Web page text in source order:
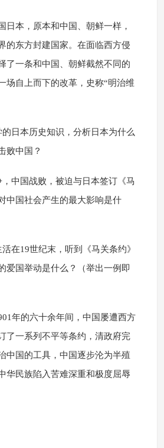
日本，原本和中国、朝鲜一样，
的东方封建国家。在面临西方侵
了一条和中国、朝鲜截然不同的
场自上而下的改革，史称“明治维
的日本历史知识，分析日本为什么
败中国？
，中国战败，被迫与日本签订《马
中国社会产生的最大影响是什
活在19世纪末，听到《马关条约》
爱国举动是什么？（举出一例即
年的六十余年间，中国屡遭西方
了一系列不平等条约，清政府完
中国的工具，中国逐步沦为半殖
华民族陷入苦难深重和极度屈辱